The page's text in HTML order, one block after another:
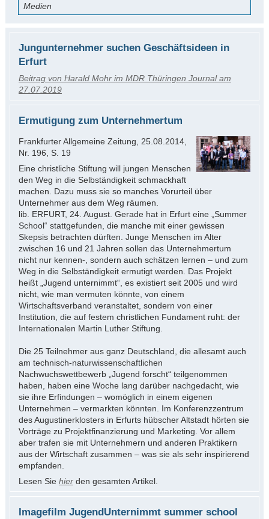
Medien
Jungunternehmer suchen Geschäftsideen in
Erfurt
Beitrag von Harald Mohr im MDR Thüringen Journal am
27.07.2019
Ermutigung zum Unternehmertum
Frankfurter Allgemeine Zeitung, 25.08.2014,
Nr. 196, S. 19
Eine christliche Stiftung will jungen Menschen
den Weg in die Selbständigkeit schmackhaft
machen. Dazu muss sie so manches Vorurteil über
Unternehmer aus dem Weg räumen.
lib. ERFURT, 24. August. Gerade hat in Erfurt eine „Summer
School“ stattgefunden, die manche mit einer gewissen
Skepsis betrachten dürften. Junge Menschen im Alter
zwischen 16 und 21 Jahren sollen das Unternehmertum
nicht nur kennen-, sondern auch schätzen lernen – und zum
Weg in die Selbständigkeit ermutigt werden. Das Projekt
heißt „Jugend unternimmt“, es existiert seit 2005 und wird
nicht, wie man vermuten könnte, von einem
Wirtschaftsverband veranstaltet, sondern von einer
Institution, die auf festem christlichen Fundament ruht: der
Internationalen Martin Luther Stiftung.
Die 25 Teilnehmer aus ganz Deutschland, die allesamt auch
am technisch-naturwissenschaftlichen
Nachwuchswettbewerb „Jugend forscht“ teilgenommen
haben, haben eine Woche lang darüber nachgedacht, wie
sie ihre Erfindungen – womöglich in einem eigenen
Unternehmen – vermarkten könnten. Im Konferenzzentrum
des Augustinerklosters in Erfurts hübscher Altstadt hörten sie
Vorträge zu Projektfinanzierung und Marketing. Vor allem
aber trafen sie mit Unternehmern und anderen Praktikern
aus der Wirtschaft zusammen – was sie als sehr inspirierend
empfanden.
Lesen Sie hierden gesamten Artikel.
Imagefilm JugendUnternimmt summer school